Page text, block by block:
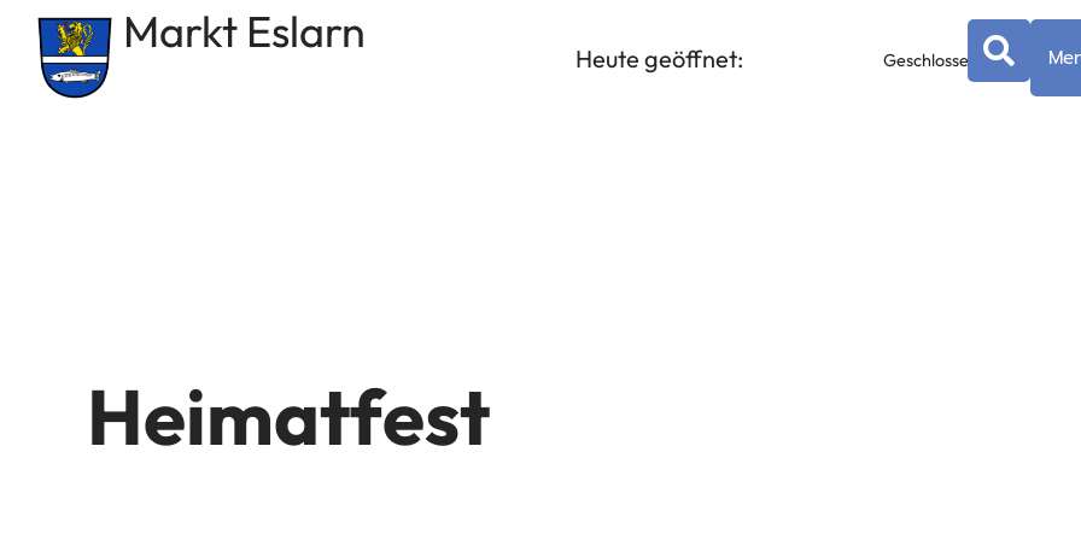
springen
Markt Eslarn
Heute geöffnet: Geschlossen
Heimatfest